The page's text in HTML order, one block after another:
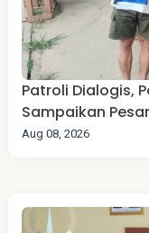
Patroli Dialogis,
Sampaikan
Aug 08, 2026